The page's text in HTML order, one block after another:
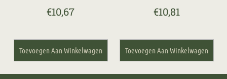
€10,67
Toevoegen Aan Winkelwagen
€10,81
Toevoegen Aan Winkelwagen